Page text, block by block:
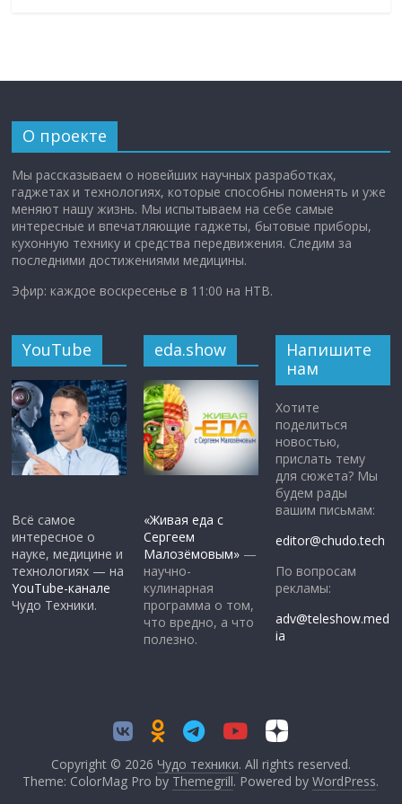
О проекте
Мы рассказываем о новейших научных разработках,
гаджетах и технологиях, которые способны поменять и уже
меняют нашу жизнь. Мы испытываем на себе самые
интересные и впечатляющие гаджеты, бытовые приборы,
кухонную технику и средства передвижения. Следим за
последними достижениями медицины.
Эфир: каждое воскресенье в 11:00 на НТВ.
YouTube
Всё самое
интересное о
науке, медицине и
технологиях — на
YouTube-канале
Чудо Техники.
eda.show
«Живая еда с
Сергеем
Малозёмовым» —
научно-
кулинарная
программа о том,
что вредно, а что
полезно.
Напишите
нам
Хотите
поделиться
новостью,
прислать тему
для сюжета? Мы
будем рады
вашим письмам:
editor@chudo.tech
По вопросам
рекламы:
adv@teleshow.med
ia
Copyright © 2026 Чудо техники. All rights reserved.
Theme: ColorMag Pro by Themegrill. Powered byWordPress.